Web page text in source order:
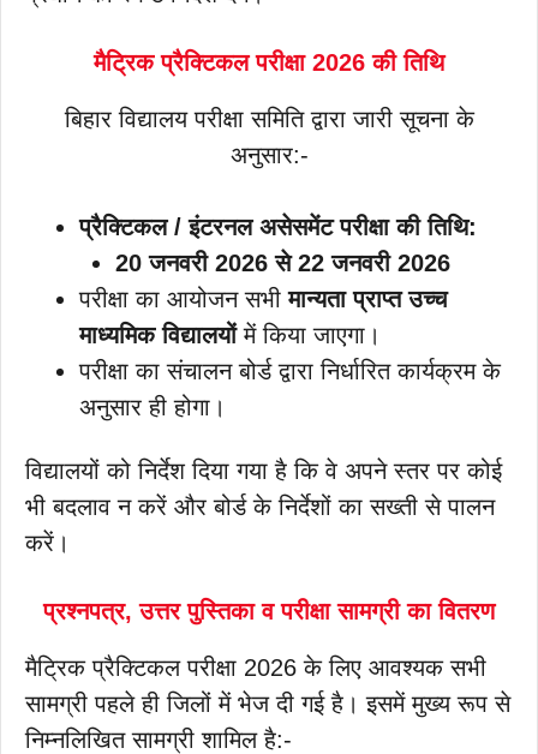
मैट्रिक प्रैक्टिकल परीक्षा 2026 की तिथि
बिहार विद्यालय परीक्षा समिति द्वारा जारी सूचना के
अनुसार:-
प्रैक्टिकल / इंटरनल असेसमेंट परीक्षा की तिथि:
20 जनवरी 2026 से 22 जनवरी 2026
परीक्षा का आयोजन सभीमान्यता प्राप्त उच्च
माध्यमिक विद्यालयोंमें किया जाएगा।
परीक्षा का संचालन बोर्ड द्वारा निर्धारित कार्यक्रम के
अनुसार ही होगा।
विद्यालयों को निर्देश दिया गया है कि वे अपने स्तर पर कोई
भी बदलाव न करें और बोर्ड के निर्देशों का सख्ती से पालन
करें।
प्रश्नपत्र, उत्तर पुस्तिका व परीक्षा सामग्री का वितरण
मैट्रिक प्रैक्टिकल परीक्षा 2026 के लिए आवश्यक सभी
सामग्री पहले ही जिलों में भेज दी गई है। इसमें मुख्य रूप से
निम्नलिखित सामग्री शामिल है:-